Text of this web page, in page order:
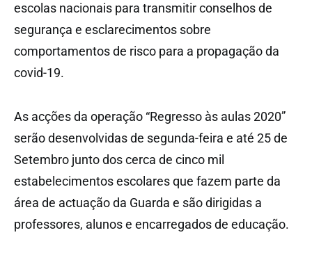
escolas nacionais para transmitir conselhos de
segurança e esclarecimentos sobre
comportamentos de risco para a propagação da
covid-19.
As acções da operação “Regresso às aulas 2020”
serão desenvolvidas de segunda-feira e até 25 de
Setembro junto dos cerca de cinco mil
estabelecimentos escolares que fazem parte da
área de actuação da Guarda e são dirigidas a
professores, alunos e encarregados de educação.